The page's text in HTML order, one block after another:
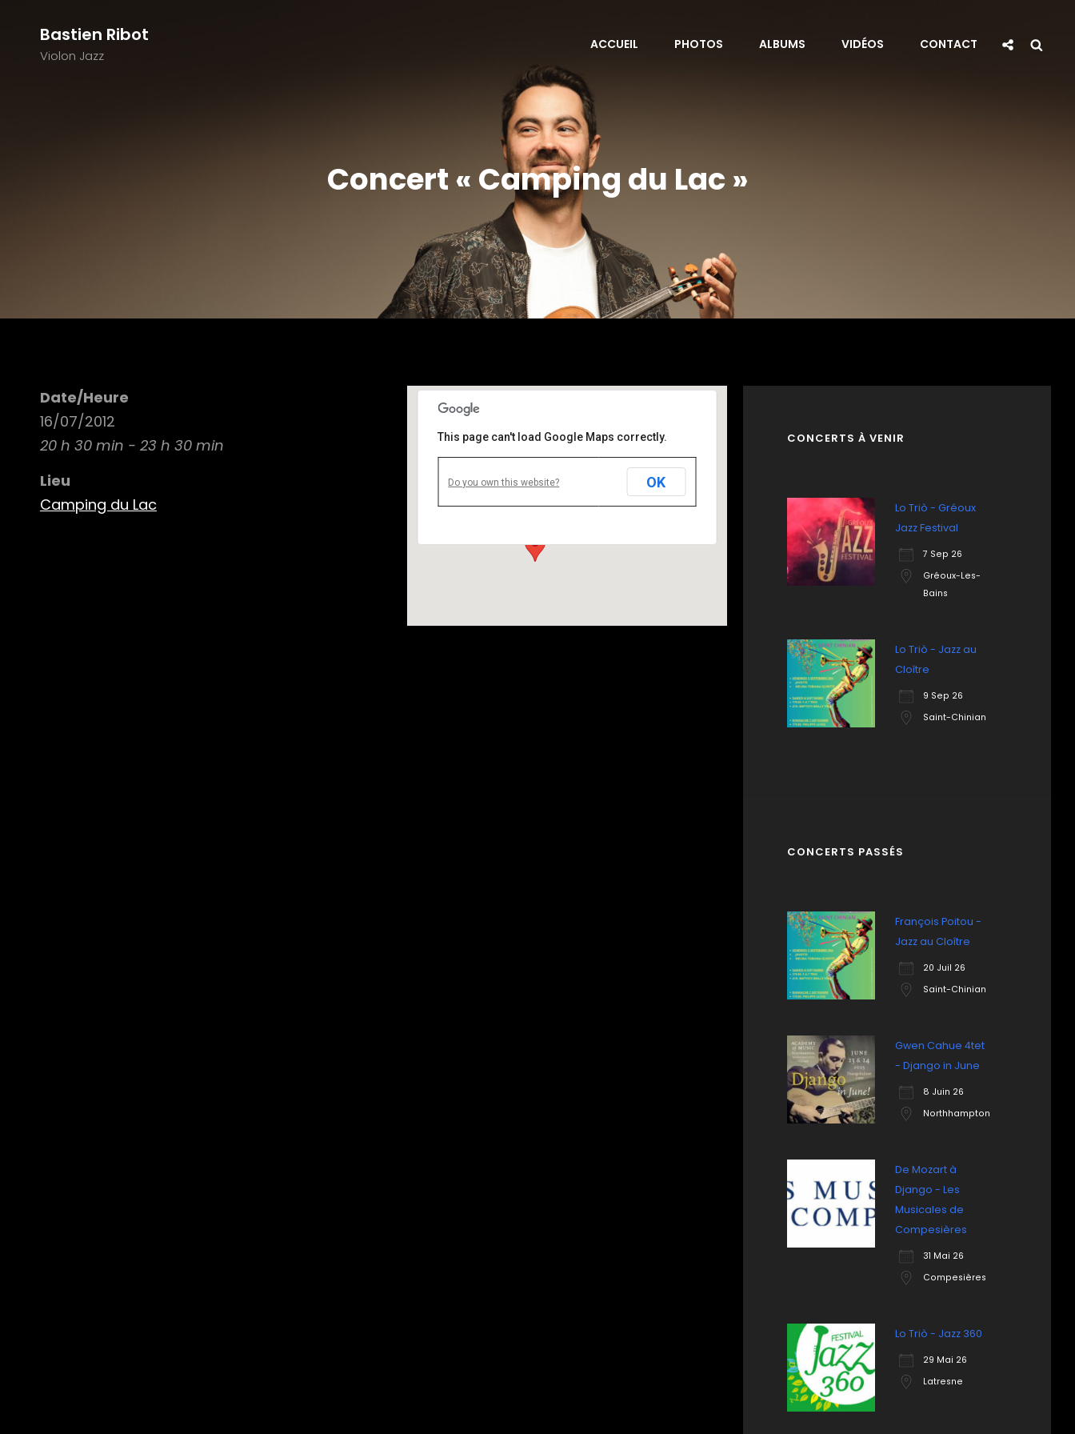
Bastien Ribot
Violon Jazz
ACCUEIL PHOTOS ALBUMS VIDÉOS CONTACT Social
Share
Concert « Camping du Lac »
Camping du Lac
Labarre 09000 Foix France - Foix
This page can't load Google Maps correctly.
Do you own this website? OK
Date/Heure
16/07/2012
20 h 30 min - 23 h 30 min
Lieu
Camping du Lac
CONCERTS À VENIR
Lo Triò - Gréoux
Jazz Festival
7 Sep 26
Gréoux-Les-
Bains
Lo Triò - Jazz au
Cloître
9 Sep 26
Saint-Chinian
CONCERTS PASSÉS
François Poitou -
Jazz au Cloître
20 Juil 26
Saint-Chinian
Gwen Cahue 4tet
- Django in June
8 Juin 26
Northhampton
De Mozart à
Django - Les
Musicales de
Compesières
31 Mai 26
Compesières
Lo Triò - Jazz 360
29 Mai 26
Latresne